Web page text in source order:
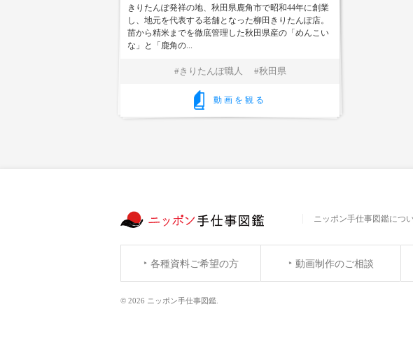
きりたんぽ発祥の地、秋田県鹿角市で昭和44年に創業
し、地元を代表する老舗となった柳田きりたんぽ店。
苗から精米までを徹底管理した秋田県産の「めんこい
な」と「鹿角の...
きりたんぽ職人 秋田県
動画を観る
ニッポン手仕事図鑑につ
各種資料ご希望の方 動画制作のご相談
© 2026 ニッポン手仕事図鑑.